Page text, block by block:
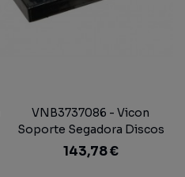
VNB3737086 - Vicon
Soporte Segadora Discos
143,78 €